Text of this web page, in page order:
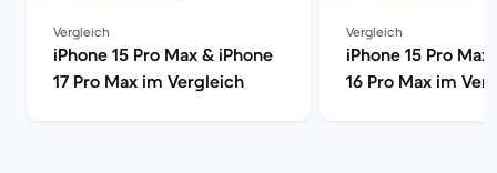
Vergleich
iPhone 15 Pro Max & iPhone
17 Pro Max im Vergleich
Vergleich
iPhone 15 Pro
16 Pro Max im